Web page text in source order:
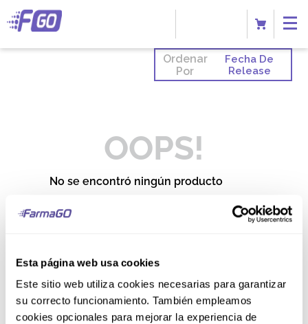
Esta página web usa cookies
Este sitio web utiliza cookies necesarias para garantizar
su correcto funcionamiento. También empleamos
cookies opcionales para mejorar la experiencia de
Ordenar
Por
Fecha De
Release
OOPS!
No se encontró ningún producto
Intenta utilizar una sola palabra
búsqueda
Intenta buscar sinónimos del
término deseado